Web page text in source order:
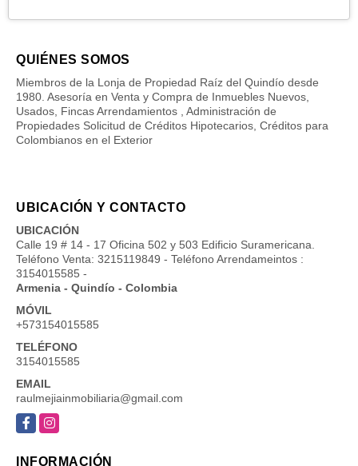
QUIÉNES SOMOS
Miembros de la Lonja de Propiedad Raíz del Quindío desde
1980. Asesoría en Venta y Compra de Inmuebles Nuevos,
Usados, Fincas Arrendamientos , Administración de
Propiedades Solicitud de Créditos Hipotecarios, Créditos para
Colombianos en el Exterior
UBICACIÓN Y CONTACTO
UBICACIÓN
Calle 19 # 14 - 17 Oficina 502 y 503 Edificio Suramericana.
Teléfono Venta: 3215119849 - Teléfono Arrendameintos :
3154015585 -
Armenia - Quindío - Colombia
MÓVIL
+573154015585
TELÉFONO
3154015585
EMAIL
raulmejiainmobiliaria@gmail.com
FacebookInstagram
INFORMACIÓN